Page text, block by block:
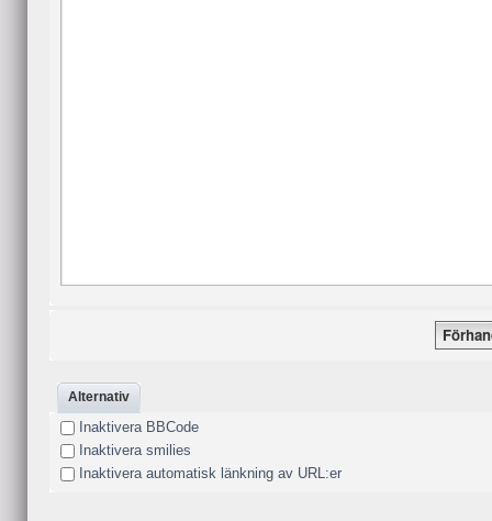
Alternativ
Inaktivera BBCode
Inaktivera smilies
Inaktivera automatisk länkning av URL:er